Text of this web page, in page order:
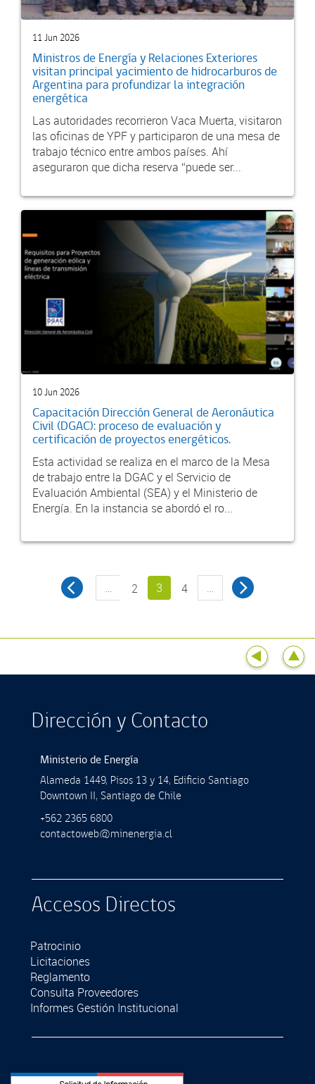
11 Jun 2026
Ministros de Energía y Relaciones Exteriores
visitan principal yacimiento de hidrocarburos de
Argentina para profundizar la integración
energética
Las autoridades recorrieron Vaca Muerta, visitaron
las oficinas de YPF y participaron de una mesa de
trabajo técnico entre ambos países. Ahí
aseguraron que dicha reserva “puede ser...
10 Jun 2026
Capacitación Dirección General de Aeronáutica
Civil (DGAC): proceso de evaluación y
certificación de proyectos energéticos.
Esta actividad se realiza en el marco de la Mesa
de trabajo entre la DGAC y el Servicio de
Evaluación Ambiental (SEA) y el Ministerio de
Energía. En la instancia se abordó el ro...
… 2 3 4 …
Dirección y Contacto
Ministerio de Energía
Alameda 1449, Pisos 13 y 14, Ediﬁcio Santiago
Downtown II, Santiago de Chile
+562 2365 6800
contactoweb@minenergia.cl
Accesos Directos
Patrocinio
Licitaciones
Reglamento
Consulta Proveedores
Informes Gestión Institucional